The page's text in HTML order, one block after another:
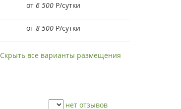
от 6 500 Р/сутки
от 8 500 Р/сутки
Скрыть все варианты размещения
нет отзывов